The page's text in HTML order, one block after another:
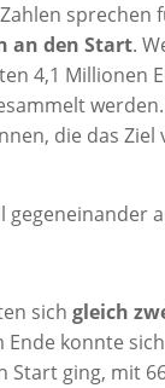
sprechen
an den Start.
4,1 Millionen
die das Ziel
sichgleich
Ende konnte
ging, mit